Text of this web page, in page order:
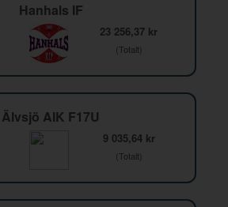
Hanhals IF
23 256,37 kr
(Totalt)
Älvsjö AIK F17U
9 035,64 kr
(Totalt)